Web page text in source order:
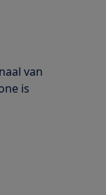
van
is